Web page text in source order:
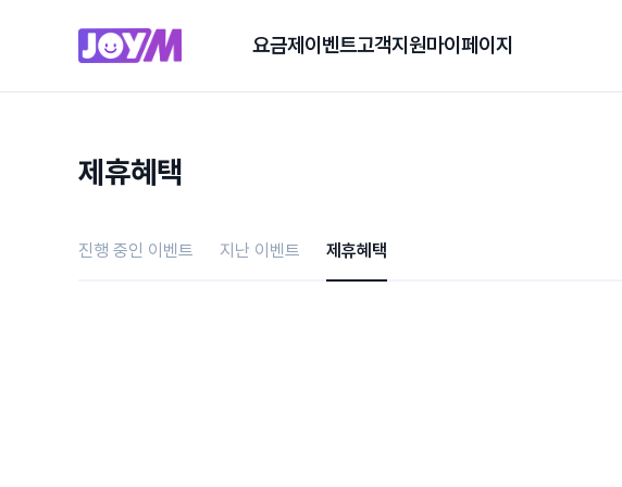
요금제 이벤트고객지원마이페이지
제휴혜택
진행 중인 이벤트 지난 이벤트 제휴혜택